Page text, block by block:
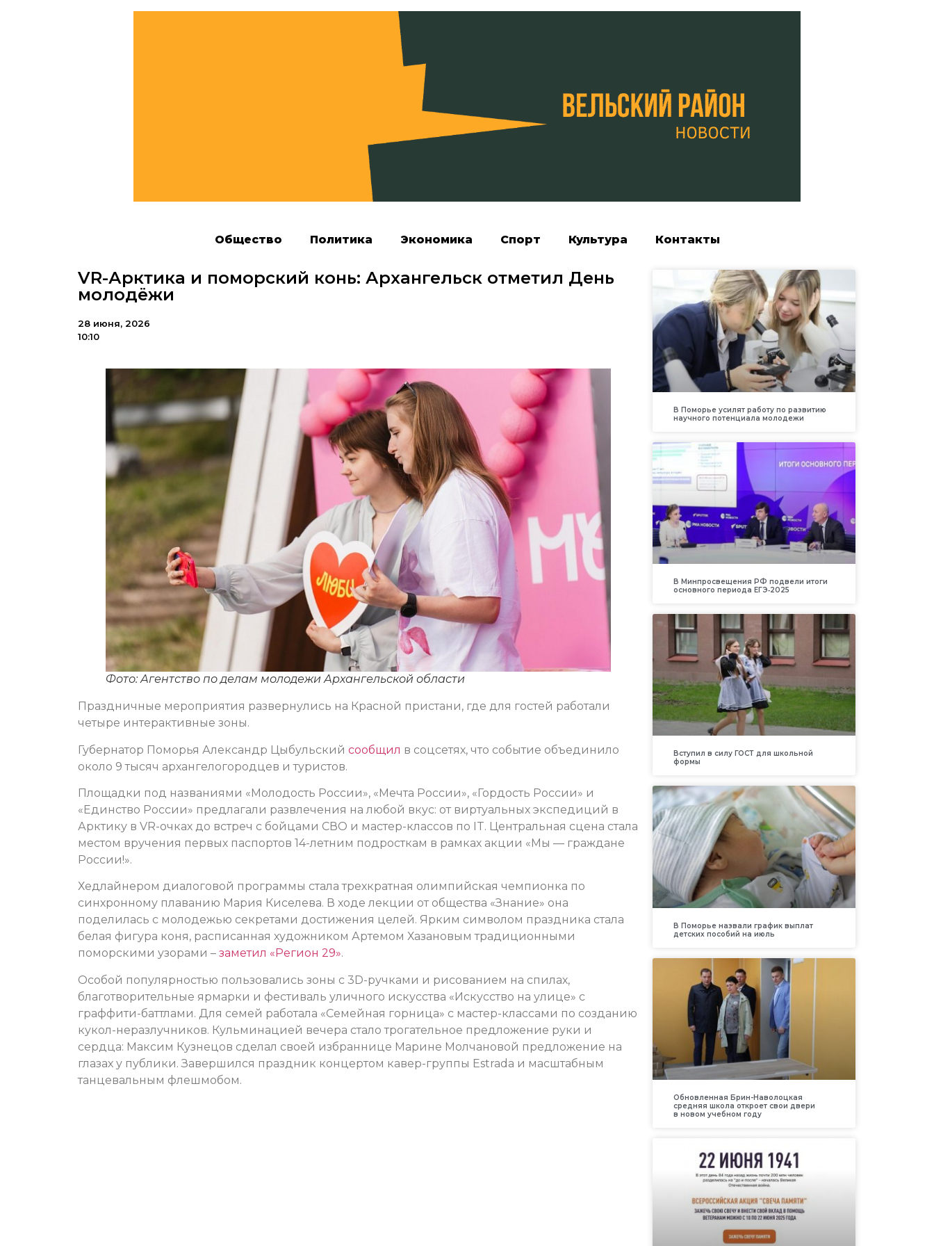
Общество Политика Экономика Спорт Культура Контакты
VR-Арктика и поморский конь: Архангельск отметил День
молодёжи
28 июня, 2026
10:10
Фото: Агентство по делам молодежи Архангельской области
Праздничные мероприятия развернулись на Красной пристани, где для гостей работали
четыре интерактивные зоны.
Губернатор Поморья Александр Цыбульский сообщил в соцсетях, что событие объединило
около 9 тысяч архангелогородцев и туристов.
Площадки под названиями «Молодость России», «Мечта России», «Гордость России» и
«Единство России» предлагали развлечения на любой вкус: от виртуальных экспедиций в
Арктику в VR-очках до встреч с бойцами СВО и мастер-классов по IT. Центральная сцена стала
местом вручения первых паспортов 14-летним подросткам в рамках акции «Мы — граждане
России!».
Хедлайнером диалоговой программы стала трехкратная олимпийская чемпионка по
синхронному плаванию Мария Киселева. В ходе лекции от общества «Знание» она
поделилась с молодежью секретами достижения целей. Ярким символом праздника стала
белая фигура коня, расписанная художником Артемом Хазановым традиционными
поморскими узорами – заметил «Регион 29».
Особой популярностью пользовались зоны с 3D-ручками и рисованием на спилах,
благотворительные ярмарки и фестиваль уличного искусства «Искусство на улице» с
граффити-баттлами. Для семей работала «Семейная горница» с мастер-классами по созданию
кукол-неразлучников. Кульминацией вечера стало трогательное предложение руки и
сердца: Максим Кузнецов сделал своей избраннице Марине Молчановой предложение на
глазах у публики. Завершился праздник концертом кавер-группы Estrada и масштабным
танцевальным флешмобом.
В Поморье усилят работу по развитию
научного потенциала молодежи
В Минпросвещения РФ подвели итоги
основного периода ЕГЭ‑2025
Вступил в силу ГОСТ для школьной
формы
В Поморье назвали график выплат
детских пособий на июль
Обновленная Брин-Наволоцкая
средняя школа откроет свои двери
в новом учебном году